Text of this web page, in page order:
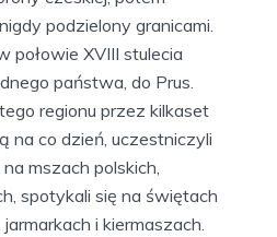
podzielony granicami.
połowie XVIII stulecia
państwa, do Prus.
regionu przez kilkaset
na co dzień, uczestniczyli
mszach polskich,
spotykali się na świętach
i kiermaszach.